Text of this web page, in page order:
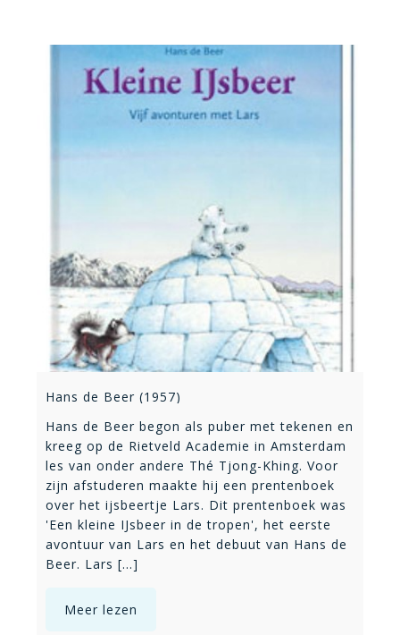
Hans de Beer (1957)
Hans de Beer begon als puber met tekenen en
kreeg op de Rietveld Academie in Amsterdam
les van onder andere Thé Tjong-Khing. Voor
zijn afstuderen maakte hij een prentenboek
over het ijsbeertje Lars. Dit prentenboek was
'Een kleine IJsbeer in de tropen', het eerste
avontuur van Lars en het debuut van Hans de
Beer. Lars [...]
Meer lezen